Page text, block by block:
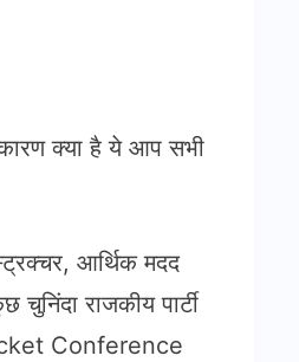
क्या है ये आप सभी
आर्थिक मदद
राजकीय पार्टी
Conference